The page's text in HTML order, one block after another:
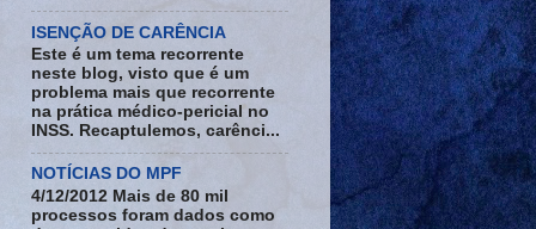
ISENÇÃO DE CARÊNCIA
Este é um tema recorrente
neste blog, visto que é um
problema mais que recorrente
na prática médico-pericial no
INSS. Recaptulemos, carênci...
NOTÍCIAS DO MPF
4/12/2012 Mais de 80 mil
processos foram dados como